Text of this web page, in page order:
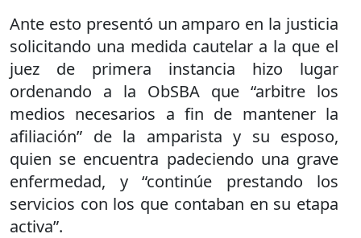
Ante esto presentó un amparo en la justicia
solicitando una medida cautelar a la que el
juez de primera instancia hizo lugar
ordenando a la ObSBA que “arbitre los
medios necesarios a fin de mantener la
afiliación” de la amparista y su esposo,
quien se encuentra padeciendo una grave
enfermedad, y “continúe prestando los
servicios con los que contaban en su etapa
activa”.